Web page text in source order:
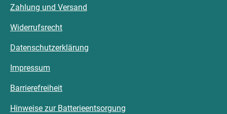
Zahlung und Versand
Widerrufsrecht
Datenschutzerklärung
Impressum
Barrierefreiheit
Hinweise zur Batterieentsorgung